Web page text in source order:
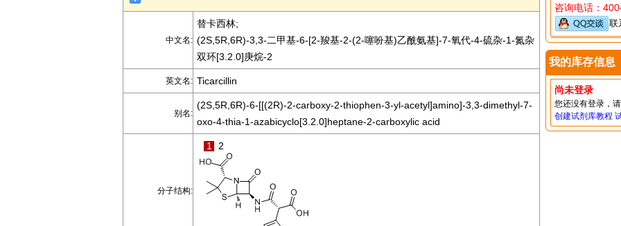
中文名:
替卡西林;
(2S,5R,6R)-3,3-二甲基-6-[2-羧基-2-(2-噻吩基)乙酰氨基]-7-氧代-4-硫杂-1-氮杂
双环[3.2.0]庚烷-2
英文名: Ticarcillin
别名:
(2S,5R,6R)-6-[[(2R)-2-carboxy-2-thiophen-3-yl-acetyl]amino]-3,3-dimethyl-7-
oxo-4-thia-1-azabicyclo[3.2.0]heptane-2-carboxylic acid
分子结构:
1 2
咨询电话：
联
我的库存信息
尚未登录
您还没有登录，
创建试剂库教程